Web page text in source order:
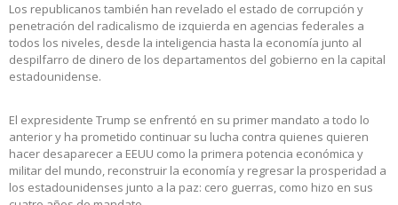
Los republicanos también han revelado el estado de corrupción y
penetración del radicalismo de izquierda en agencias federales a
todos los niveles, desde la inteligencia hasta la economía junto al
despilfarro de dinero de los departamentos del gobierno en la capital
estadounidense.
El expresidente Trump se enfrentó en su primer mandato a todo lo
anterior y ha prometido continuar su lucha contra quienes quieren
hacer desaparecer a EEUU como la primera potencia económica y
militar del mundo, reconstruir la economía y regresar la prosperidad a
los estadounidenses junto a la paz: cero guerras, como hizo en sus